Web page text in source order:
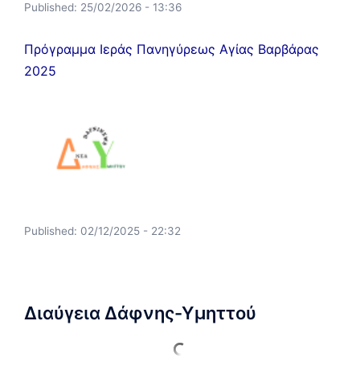
Published: 25/02/2026 - 13:36
Πρόγραμμα Ιεράς Πανηγύρεως Αγίας Βαρβάρας
2025
Published: 02/12/2025 - 22:32
Διαύγεια Δάφνης-Υμηττού